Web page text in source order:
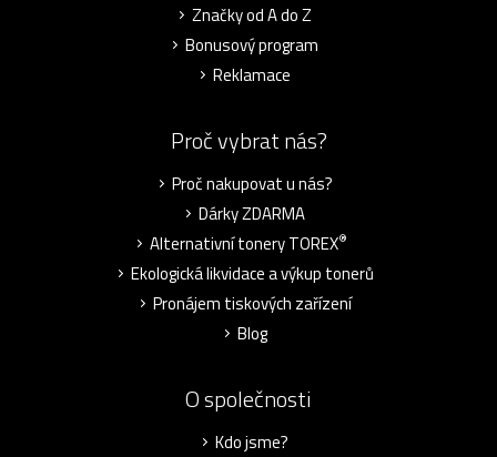
Značky od A do Z
Bonusový program
Reklamace
Proč vybrat nás?
Proč nakupovat u nás?
Dárky ZDARMA
Alternativní tonery TOREX®
Ekologická likvidace a výkup tonerů
Pronájem tiskových zařízení
Blog
O společnosti
Kdo jsme?